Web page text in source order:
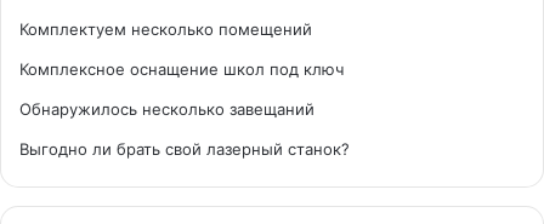
Комплектуем несколько помещений
Комплексное оснащение школ под ключ
Обнаружилось несколько завещаний
Выгодно ли брать свой лазерный станок?